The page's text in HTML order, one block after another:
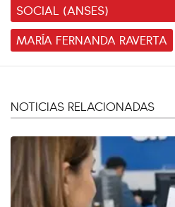
SOCIAL (ANSES)
MARÍA FERNANDA RAVERTA
NOTICIAS RELACIONADAS